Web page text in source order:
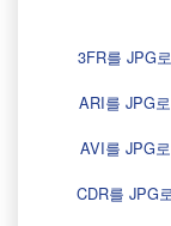
3FR를 JPG
ARI를 JPG
AVI를 JPG
CDR를 JPG